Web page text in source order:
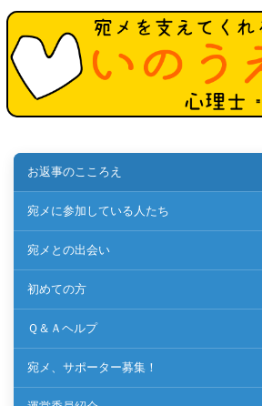
お返事のこころえ
宛メに参加している人たち
宛メとの出会い
初めての方
Ｑ＆Ａヘルプ
宛メ、サポーター募集！